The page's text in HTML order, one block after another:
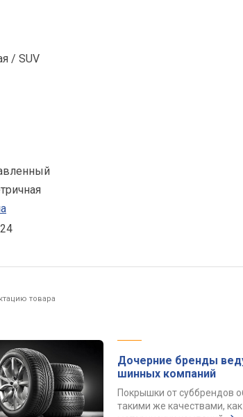
/ SUV
товара
Дочерние бренды
шинных компаний
Покрышки от суббрендов
такими же качествами,